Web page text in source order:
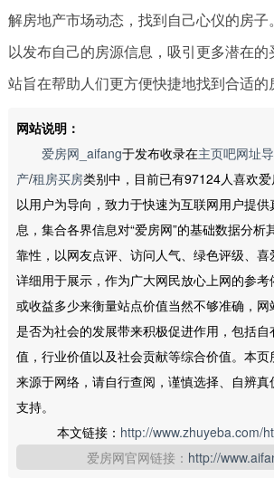
解房地产市场动态，找到自己心仪的房
以发布自己的房源信息，吸引更多潜在
站旨在帮助人们更方便快捷地找到合适的
网站说明：
爱房网_aifang于发布收录在主页吧网址
产/租房买房类别中，目前已有97124人喜欢
以用户为导向，致力于快速为互联网用户提
息，集合各界信息对“爱房网”的基础数据分析
靠性，以网友点评、访问人气、绿色评级、
详细用于展示，作为广大网民放心上网的参
或收益多少来衡量站点价值当然不够准确，
是否为社会的发展带来积极促进作用，包括
值，行业价值以及社会贡献等综合价值。本
来源于网络，请自行查阅，谨慎选择、自辨
支持。
本文链接： http://www.zhuyeba.com/
爱房网官网链接： http://